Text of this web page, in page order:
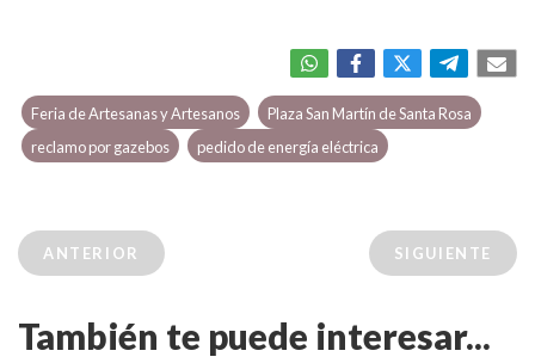
Feria de Artesanas y Artesanos
Plaza San Martín de Santa Rosa
reclamo por gazebos
pedido de energía eléctrica
ANTERIOR SIGUIENTE
También te puede interesar...